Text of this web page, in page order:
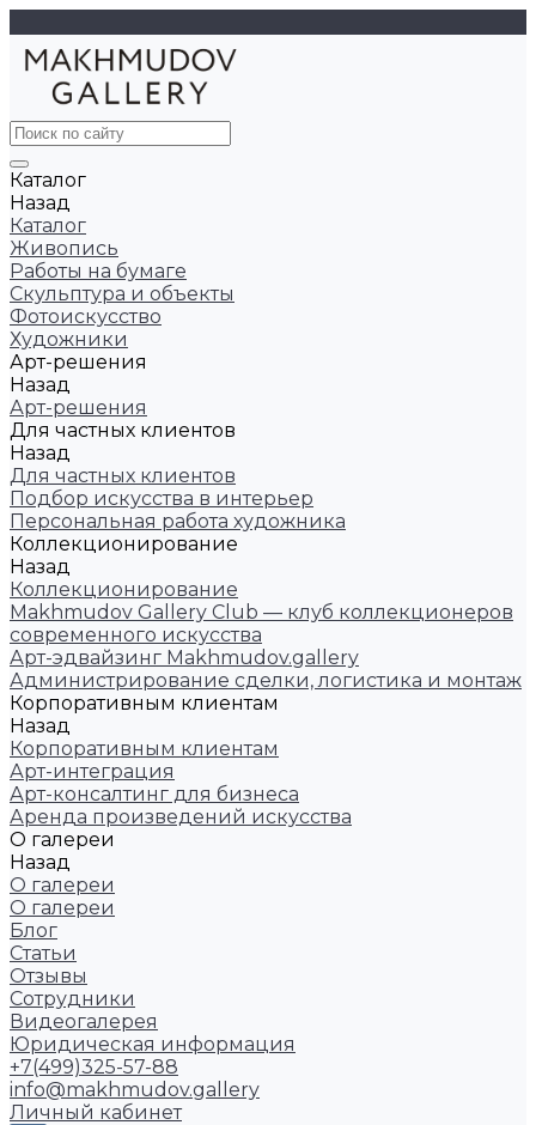
Каталог
Назад
Каталог
Живопись
Работы на бумаге
Скульптура и объекты
Фотоискусство
Художники
Арт-решения
Назад
Арт-решения
Для частных клиентов
Назад
Для частных клиентов
Подбор искусства в интерьер
Персональная работа художника
Коллекционирование
Назад
Коллекционирование
Makhmudov Gallery Club — клуб коллекционеров
современного искусства
Арт-эдвайзинг Makhmudov.gallery
Администрирование сделки, логистика и монтаж
Корпоративным клиентам
Назад
Корпоративным клиентам
Арт-интеграция
Арт-консалтинг для бизнеса
Аренда произведений искусства
О галереи
Назад
О галереи
О галереи
Блог
Статьи
Отзывы
Сотрудники
Видеогалерея
Юридическая информация
+7(499)325-57-88
info@makhmudov.gallery
Личный кабинет